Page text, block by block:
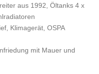
aus 1992, Öltanks 4 x
Klimagerät, OSPA
mit Mauer und